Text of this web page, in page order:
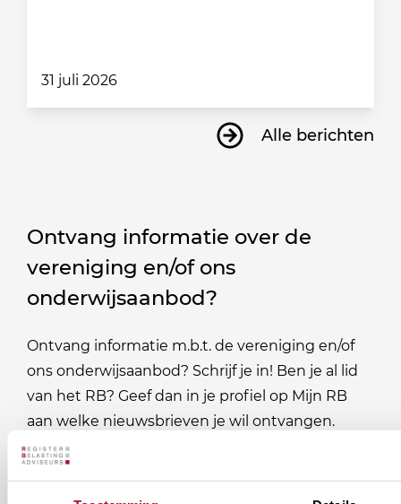
31 juli 2026
Alle berichten
Ontvang informatie over de
vereniging en/of ons
onderwijsaanbod?
Ontvang informatie m.b.t. de vereniging en/of
ons onderwijsaanbod? Schrijf je in! Ben je al lid
van het RB? Geef dan in je profiel op Mijn RB
aan welke nieuwsbrieven je wil ontvangen.
nieuwsbrieven
Permanente Educatie nieuwsbrief